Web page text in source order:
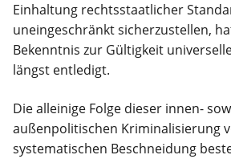
Einhaltung rechtsstaatlicher
uneingeschränkt sicherzustellen,
Bekenntnis zur Gültigkeit
längst entledigt.
Die alleinige Folge dieser innen-
außenpolitischen Kriminalisierung
systematischen Beschneidung